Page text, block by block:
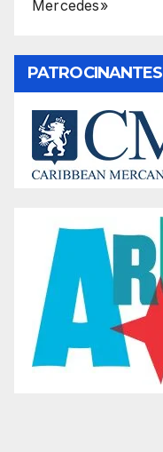
Mercedes»
PATROCINANTES